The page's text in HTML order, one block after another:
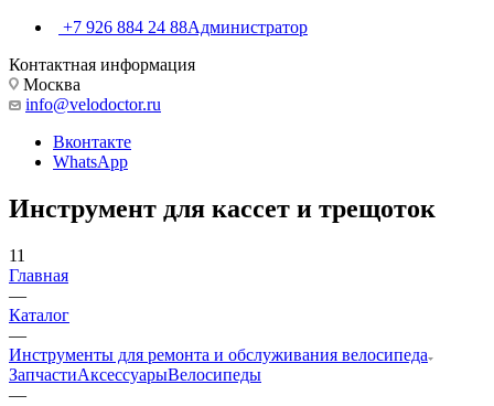
+7 926 884 24 88Администратор
Контактная информация
Москва
info@velodoctor.ru
Вконтакте
WhatsApp
Инструмент для кассет и трещоток
11
Главная
—
Каталог
—
Инструменты для ремонта и обслуживания велосипеда
ЗапчастиАксессуарыВелосипеды
—